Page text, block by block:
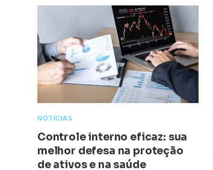
NOTÍCIAS
Controle interno eficaz: sua
melhor defesa na proteção
de ativos e na saúde